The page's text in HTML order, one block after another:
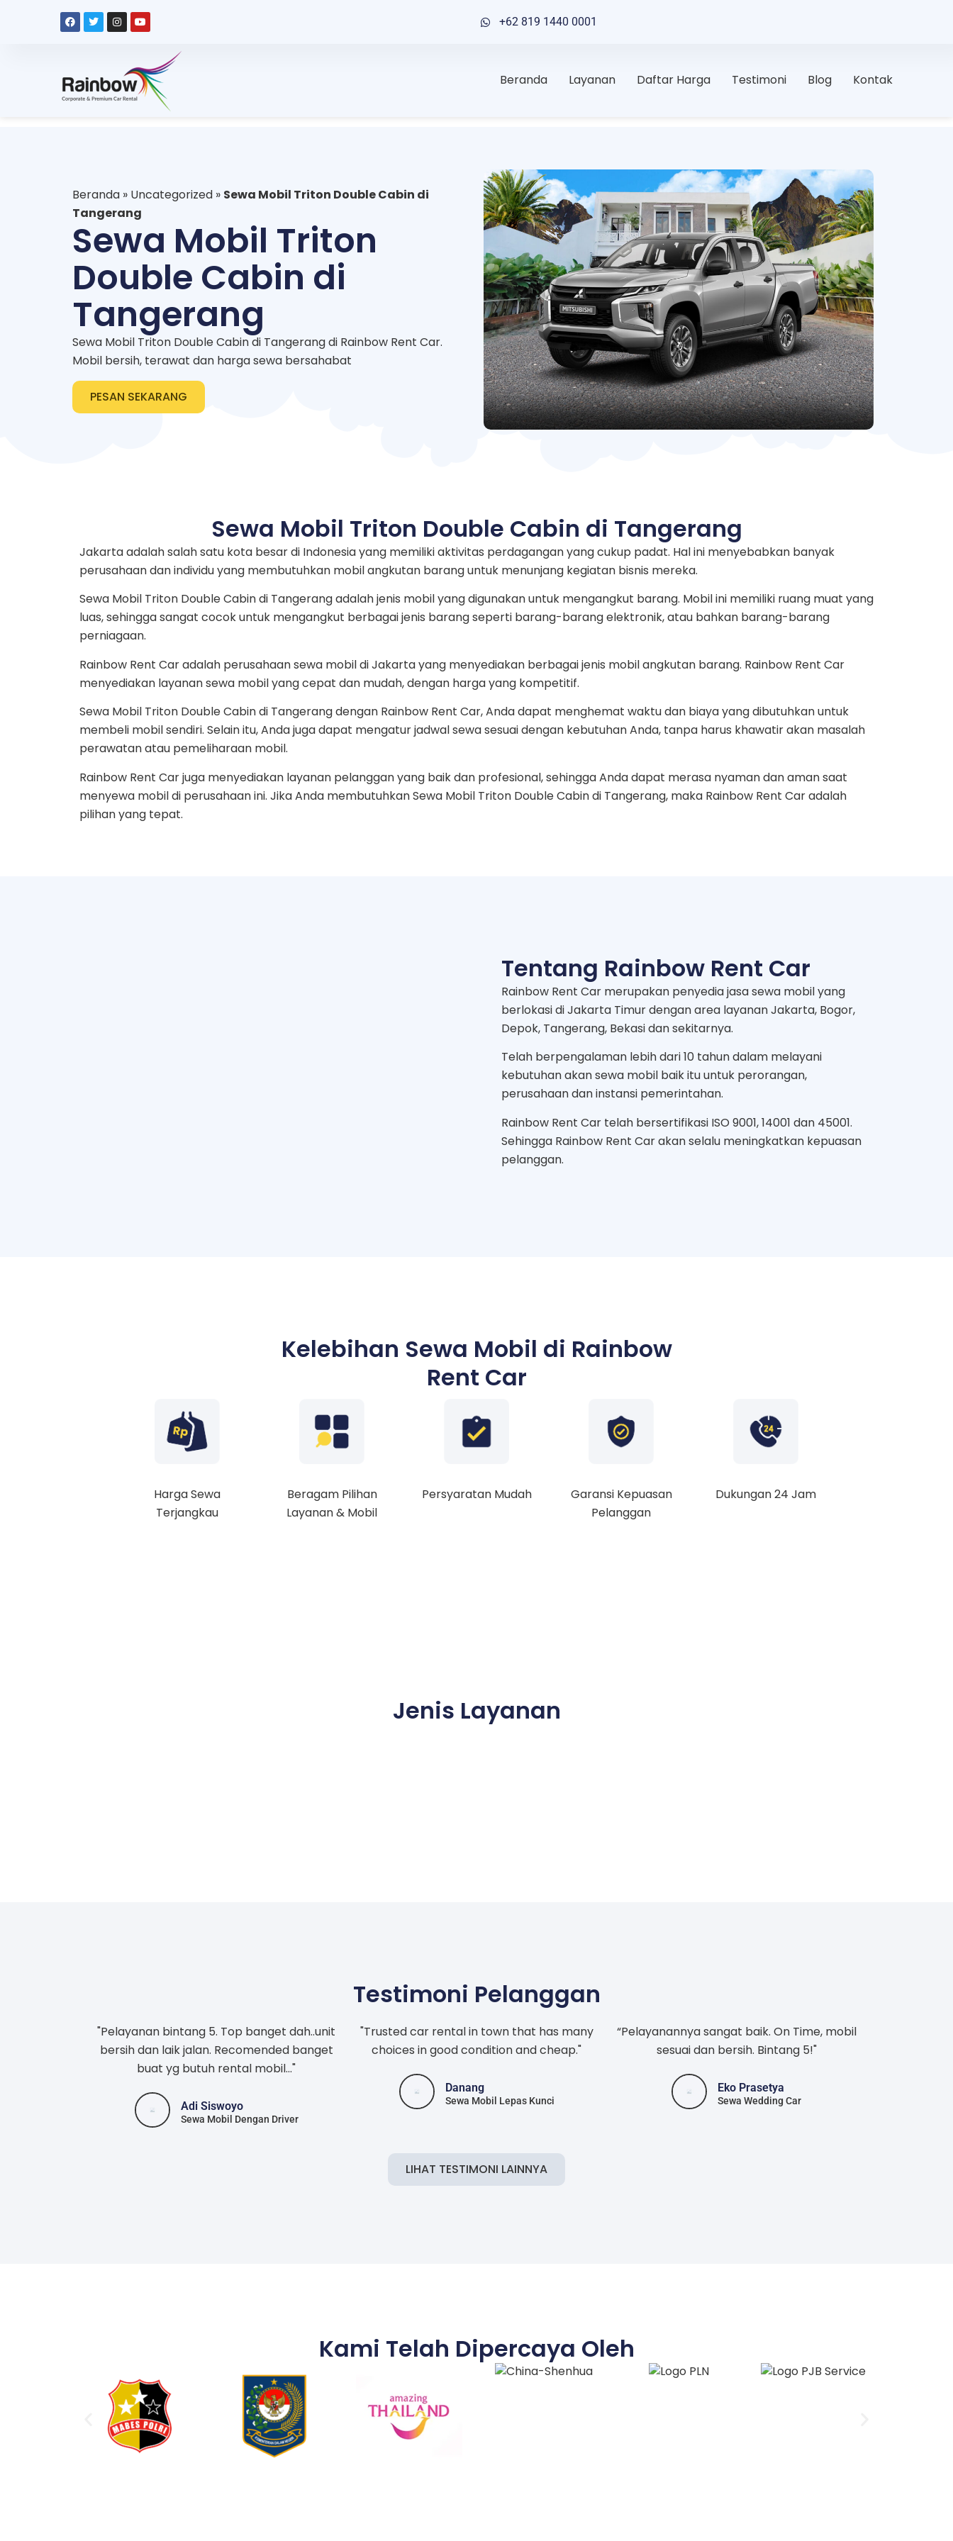
+62 819 1440 0001
Beranda Layanan Daftar Harga Testimoni Blog Kontak
Beranda » Uncategorized » Sewa Mobil Triton Double Cabin di
Tangerang
Sewa Mobil Triton
Double Cabin di
Tangerang
Sewa Mobil Triton Double Cabin di Tangerang di Rainbow Rent Car.
Mobil bersih, terawat dan harga sewa bersahabat
PESAN SEKARANG
Sewa Mobil Triton Double Cabin di Tangerang
Jakarta adalah salah satu kota besar di Indonesia yang memiliki aktivitas perdagangan yang cukup padat. Hal ini menyebabkan banyak
perusahaan dan individu yang membutuhkan mobil angkutan barang untuk menunjang kegiatan bisnis mereka.
Sewa Mobil Triton Double Cabin di Tangerang adalah jenis mobil yang digunakan untuk mengangkut barang. Mobil ini memiliki ruang muat yang
luas, sehingga sangat cocok untuk mengangkut berbagai jenis barang seperti barang-barang elektronik, atau bahkan barang-barang
perniagaan.
Rainbow Rent Car adalah perusahaan sewa mobil di Jakarta yang menyediakan berbagai jenis mobil angkutan barang. Rainbow Rent Car
menyediakan layanan sewa mobil yang cepat dan mudah, dengan harga yang kompetitif.
Sewa Mobil Triton Double Cabin di Tangerang dengan Rainbow Rent Car, Anda dapat menghemat waktu dan biaya yang dibutuhkan untuk
membeli mobil sendiri. Selain itu, Anda juga dapat mengatur jadwal sewa sesuai dengan kebutuhan Anda, tanpa harus khawatir akan masalah
perawatan atau pemeliharaan mobil.
Rainbow Rent Car juga menyediakan layanan pelanggan yang baik dan profesional, sehingga Anda dapat merasa nyaman dan aman saat
menyewa mobil di perusahaan ini. Jika Anda membutuhkan Sewa Mobil Triton Double Cabin di Tangerang, maka Rainbow Rent Car adalah
pilihan yang tepat.
Tentang Rainbow Rent Car
Rainbow Rent Car merupakan penyedia jasa sewa mobil yang
berlokasi di Jakarta Timur dengan area layanan Jakarta, Bogor,
Depok, Tangerang, Bekasi dan sekitarnya.
Telah berpengalaman lebih dari 10 tahun dalam melayani
kebutuhan akan sewa mobil baik itu untuk perorangan,
perusahaan dan instansi pemerintahan.
Rainbow Rent Car telah bersertifikasi ISO 9001, 14001 dan 45001.
Sehingga Rainbow Rent Car akan selalu meningkatkan kepuasan
pelanggan.
Kelebihan Sewa Mobil di Rainbow
Rent Car
Harga Sewa
Terjangkau
Beragam Pilihan
Layanan & Mobil
Persyaratan Mudah
Garansi Kepuasan
Pelanggan
Dukungan 24 Jam
Jenis Layanan
Testimoni Pelanggan
"Pelayanan bintang 5. Top banget dah..unit
bersih dan laik jalan. Recomended banget
buat yg butuh rental mobil..."
Adi Siswoyo
Sewa Mobil Dengan Driver
"Trusted car rental in town that has many
choices in good condition and cheap."
Danang
Sewa Mobil Lepas Kunci
“Pelayanannya sangat baik. On Time, mobil
sesuai dan bersih. Bintang 5!"
Eko Prasetya
Sewa Wedding Car
LIHAT TESTIMONI LAINNYA
Kami Telah Dipercaya Oleh